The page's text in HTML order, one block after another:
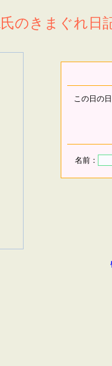
のきまぐれ日
この日の
名前：